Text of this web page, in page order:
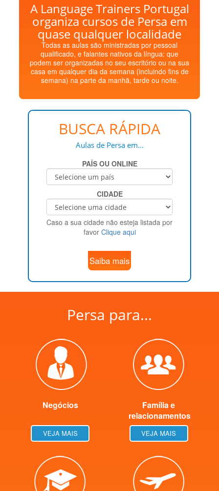
A Language Trainers Portugal
organiza cursos de Persa em
quase qualquer localidade
Todas as aulas são ministradas por pessoal
qualificado, e falantes nativos da língua: que
podem ser organizadas no seu escritório ou na sua
casa em qualquer dia da semana (incluindo fins de
semana) na parte da manhã, tarde ou noite.
BUSCA RÁPIDA
Aulas de Persa em...
PAÍS OU ONLINE
CIDADE
Caso a sua cidade não esteja listada por
favor Clique aqui
Saiba mais
Persa para...
Negócios
VEJA MAIS
Família e
relacionamentos
VEJA MAIS